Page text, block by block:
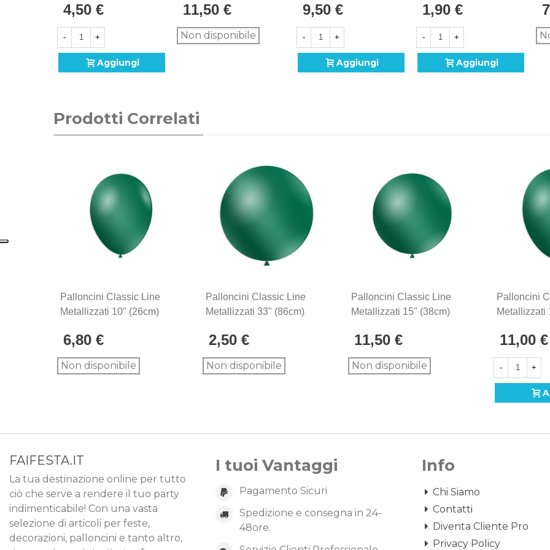
63, 100pz.
4,50 €
- +
Aggiungi
50pz.
11,50 €
Non disponibile
100pz.
9,50 €
- +
Aggiungi
1,90 €
- +
Aggiungi
Prodotti Correlati
Palloncini Classic Line
Metallizzati 10" (26cm)
6,80 €
Non disponibile
Palloncini Classic Line
Metallizzati 33" (86cm)
2,50 €
Non disponibile
Palloncini Classic Line
Metallizzati 15" (38cm)
11,50 €
Non disponibile
Palloncini
Metallizzati
11,00 €
- +
FAIFESTA.IT
La tua destinazione online per tutto
ciò che serve a rendere il tuo party
indimenticabile! Con una vasta
selezione di articoli per feste,
decorazioni, palloncini e tanto altro,
I tuoi Vantaggi
Pagamento Sicuri
Spedizione e consegna in 24-
48ore.
Info
Chi Siamo
Contatti
Diventa Cliente Pro
Privacy Policy